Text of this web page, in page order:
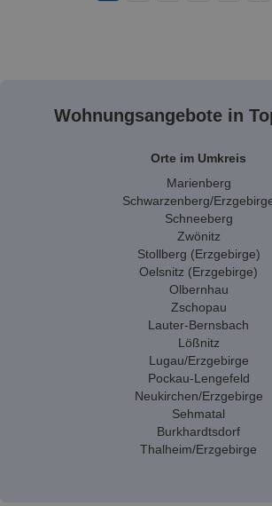
Wohnungsangebote in
Orte im Umkreis
Marienberg
Schwarzenberg/
Schneeberg
Zwönitz
Stollberg (Erzgebirge)
Oelsnitz (Erzgebirge)
Olbernhau
Zschopau
Lauter-Bernsbach
Lößnitz
Lugau/Erzgebirge
Pockau-Lengefeld
Neukirchen/Erzgebirge
Sehmatal
Burkhardtsdorf
Thalheim/Erzgebirge